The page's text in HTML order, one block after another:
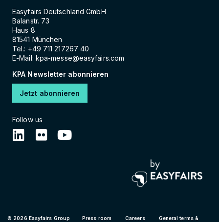
Easyfairs Deutschland GmbH
Balanstr. 73
Haus 8
81541 München
Tel.: +49 711 217267 40
E-Mail: kpa-messe@easyfairs.com
KPA Newsletter abonnieren
Jetzt abonnieren
Follow us
© 2026 Easyfairs Group Press room Careers General terms &